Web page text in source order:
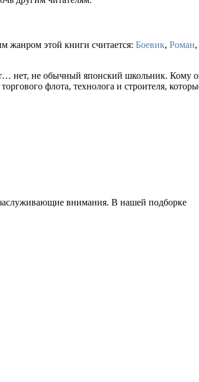
жанром этой книги считается: Боевик, Роман,
нет, не обычный японский школьник. Кому
флота, технолога и строителя,
внимания. В нашей подборке